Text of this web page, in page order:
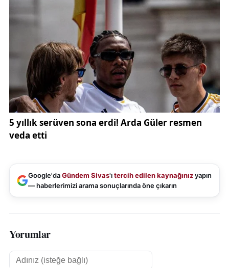
Google'daGündem Sivas'ıtercih edilen kaynağınızyapın
— haberlerimizi arama sonuçlarında öne çıkarın
Yorumlar